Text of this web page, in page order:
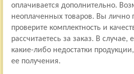
оплачивается дополнительно.
неоплаченных товаров. Вы лично
проверите комплектность и
рассчитаетесь за заказ. В
какие-либо недостатки
ее получения.